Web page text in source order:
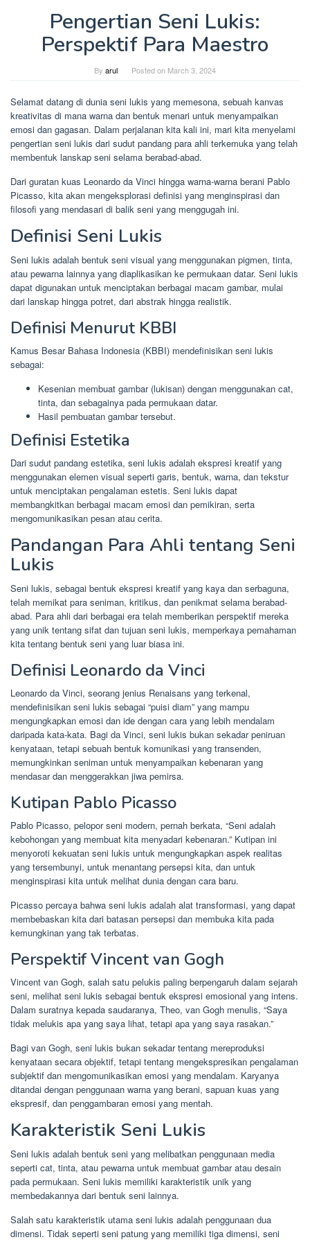
Pengertian Seni Lukis:
Perspektif Para Maestro
By arul Posted on March 3, 2024
Selamat datang di dunia seni lukis yang memesona, sebuah kanvas
kreativitas di mana warna dan bentuk menari untuk menyampaikan
emosi dan gagasan. Dalam perjalanan kita kali ini, mari kita menyelami
pengertian seni lukis dari sudut pandang para ahli terkemuka yang telah
membentuk lanskap seni selama berabad-abad.
Dari guratan kuas Leonardo da Vinci hingga warna-warna berani Pablo
Picasso, kita akan mengeksplorasi definisi yang menginspirasi dan
filosofi yang mendasari di balik seni yang menggugah ini.
Definisi Seni Lukis
Seni lukis adalah bentuk seni visual yang menggunakan pigmen, tinta,
atau pewarna lainnya yang diaplikasikan ke permukaan datar. Seni lukis
dapat digunakan untuk menciptakan berbagai macam gambar, mulai
dari lanskap hingga potret, dari abstrak hingga realistik.
Definisi Menurut KBBI
Kamus Besar Bahasa Indonesia (KBBI) mendefinisikan seni lukis
sebagai:
Kesenian membuat gambar (lukisan) dengan menggunakan cat,
tinta, dan sebagainya pada permukaan datar.
Hasil pembuatan gambar tersebut.
Definisi Estetika
Dari sudut pandang estetika, seni lukis adalah ekspresi kreatif yang
menggunakan elemen visual seperti garis, bentuk, warna, dan tekstur
untuk menciptakan pengalaman estetis. Seni lukis dapat
membangkitkan berbagai macam emosi dan pemikiran, serta
mengomunikasikan pesan atau cerita.
Pandangan Para Ahli tentang Seni
Lukis
Seni lukis, sebagai bentuk ekspresi kreatif yang kaya dan serbaguna,
telah memikat para seniman, kritikus, dan penikmat selama berabad-
abad. Para ahli dari berbagai era telah memberikan perspektif mereka
yang unik tentang sifat dan tujuan seni lukis, memperkaya pemahaman
kita tentang bentuk seni yang luar biasa ini.
Definisi Leonardo da Vinci
Leonardo da Vinci, seorang jenius Renaisans yang terkenal,
mendefinisikan seni lukis sebagai “puisi diam” yang mampu
mengungkapkan emosi dan ide dengan cara yang lebih mendalam
daripada kata-kata. Bagi da Vinci, seni lukis bukan sekadar peniruan
kenyataan, tetapi sebuah bentuk komunikasi yang transenden,
memungkinkan seniman untuk menyampaikan kebenaran yang
mendasar dan menggerakkan jiwa pemirsa.
Kutipan Pablo Picasso
Pablo Picasso, pelopor seni modern, pernah berkata, “Seni adalah
kebohongan yang membuat kita menyadari kebenaran.” Kutipan ini
menyoroti kekuatan seni lukis untuk mengungkapkan aspek realitas
yang tersembunyi, untuk menantang persepsi kita, dan untuk
menginspirasi kita untuk melihat dunia dengan cara baru.
Picasso percaya bahwa seni lukis adalah alat transformasi, yang dapat
membebaskan kita dari batasan persepsi dan membuka kita pada
kemungkinan yang tak terbatas.
Perspektif Vincent van Gogh
Vincent van Gogh, salah satu pelukis paling berpengaruh dalam sejarah
seni, melihat seni lukis sebagai bentuk ekspresi emosional yang intens.
Dalam suratnya kepada saudaranya, Theo, van Gogh menulis, “Saya
tidak melukis apa yang saya lihat, tetapi apa yang saya rasakan.”
Bagi van Gogh, seni lukis bukan sekadar tentang mereproduksi
kenyataan secara objektif, tetapi tentang mengekspresikan pengalaman
subjektif dan mengomunikasikan emosi yang mendalam. Karyanya
ditandai dengan penggunaan warna yang berani, sapuan kuas yang
ekspresif, dan penggambaran emosi yang mentah.
Karakteristik Seni Lukis
Seni lukis adalah bentuk seni yang melibatkan penggunaan media
seperti cat, tinta, atau pewarna untuk membuat gambar atau desain
pada permukaan. Seni lukis memiliki karakteristik unik yang
membedakannya dari bentuk seni lainnya.
Salah satu karakteristik utama seni lukis adalah penggunaan dua
dimensi. Tidak seperti seni patung yang memiliki tiga dimensi, seni